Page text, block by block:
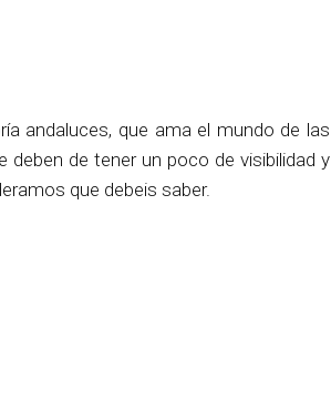
andaluces, que ama el mundo de las
de tener un poco de visibilidad y
que debeis saber.